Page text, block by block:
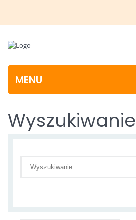
MENU
Wyszukiwanie